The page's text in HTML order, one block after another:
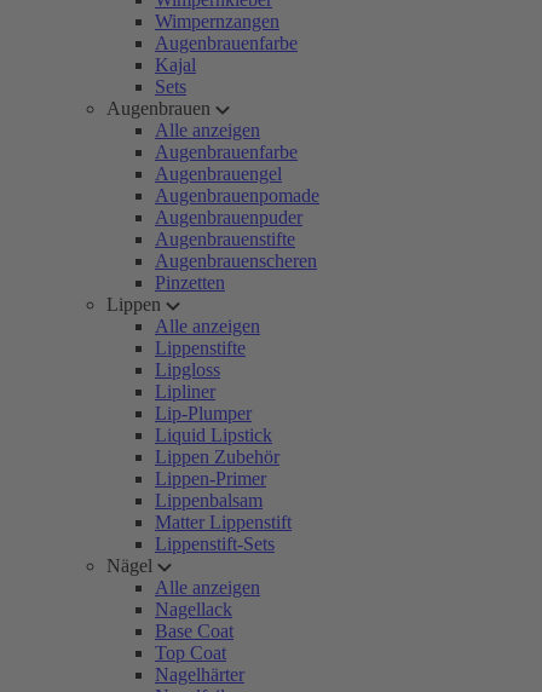
Wimpernzangen
Augenbrauenfarbe
Kajal
Sets
Augenbrauen
Alle anzeigen
Augenbrauenfarbe
Augenbrauengel
Augenbrauenpomade
Augenbrauenpuder
Augenbrauenstifte
Augenbrauenscheren
Pinzetten
Lippen
Alle anzeigen
Lippenstifte
Lipgloss
Lipliner
Lip-Plumper
Liquid Lipstick
Lippen Zubehör
Lippen-Primer
Lippenbalsam
Matter Lippenstift
Lippenstift-Sets
Nägel
Alle anzeigen
Nagellack
Base Coat
Top Coat
Nagelhärter